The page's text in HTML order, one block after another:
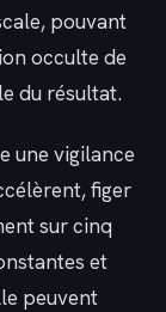
pouvant
occulte de
du résultat.
une vigilance
figer
sur cinq
et
peuvent